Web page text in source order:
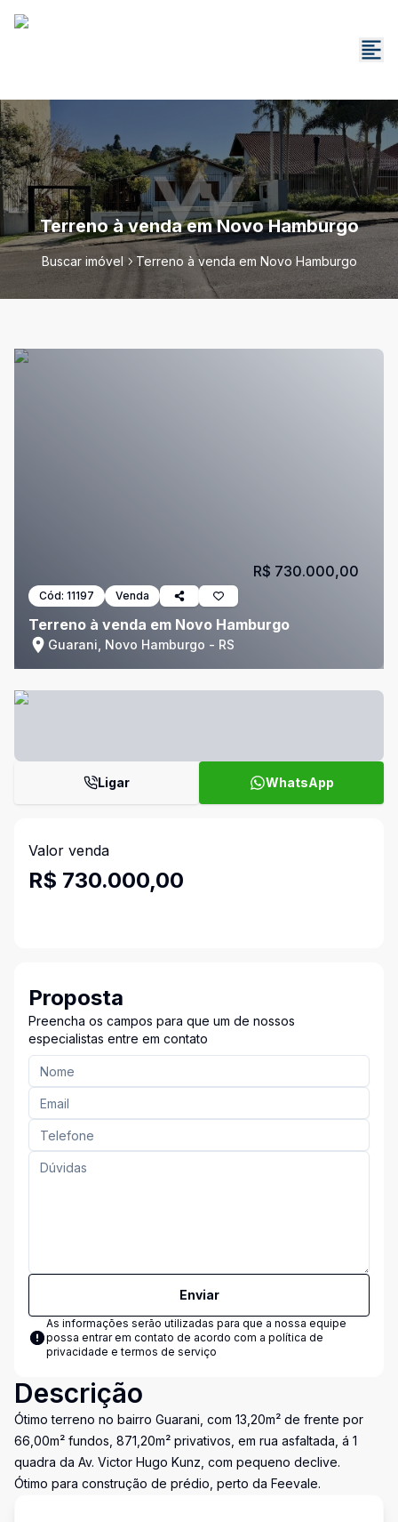
Terreno à venda em Novo Hamburgo
Buscar imóvel Terreno à venda em Novo Hamburgo
Cód: 11197 Venda
Terreno à venda em Novo Hamburgo
Guarani, Novo Hamburgo - RS
R$ 730.000,00
Ligar WhatsApp
Valor venda
R$ 730.000,00
Proposta
Preencha os campos para que um de nossos
especialistas entre em contato
Enviar
As informações serão utilizadas para que a nossa equipe
possa entrar em contato de acordo com a política de
privacidade e termos de serviço
Descrição
Ótimo terreno no bairro Guarani, com 13,20m² de frente por
66,00m² fundos, 871,20m² privativos, em rua asfaltada, á 1
quadra da Av. Victor Hugo Kunz, com pequeno declive.
Ótimo para construção de prédio, perto da Feevale.